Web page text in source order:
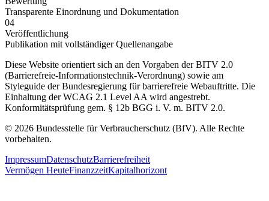
Transparente Einordnung und Dokumentation
04
Veröffentlichung
Publikation mit vollständiger Quellenangabe
Diese Website orientiert sich an den Vorgaben der BITV 2.0
(Barrierefreie-Informationstechnik-Verordnung) sowie am
Styleguide der Bundesregierung für barrierefreie Webauftritte. Die
Einhaltung der WCAG 2.1 Level AA wird angestrebt.
Konformitätsprüfung gem. § 12b BGG i. V. m. BITV 2.0.
© 2026 Bundesstelle für Verbraucherschutz (BfV). Alle Rechte
vorbehalten.
ImpressumDatenschutzBarrierefreiheit
Vermögen HeuteFinanzzeitKapitalhorizont